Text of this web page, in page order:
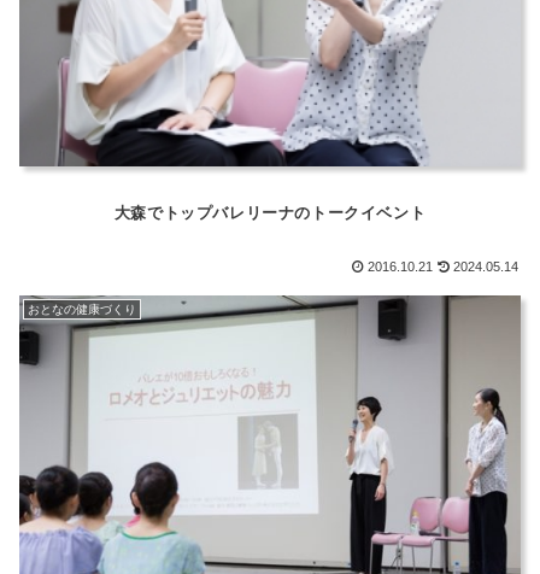
大森でトップバレリーナのトークイベント
2016.10.21 2024.05.14
おとなの健康づくり